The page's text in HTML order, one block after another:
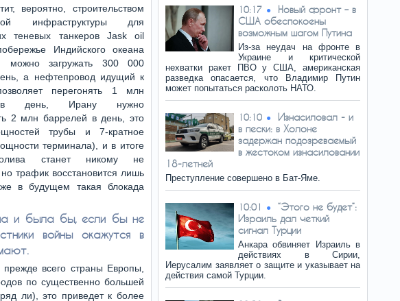
вероятно, строительством
инфраструктуры для
теневых танкеров Jask oil
Индийского океана
можно загружать 300 000
а нефтепровод идущий к
перегонять 1 млн
в день, Ирану нужно
2 млн баррелей в день, это
трубы и 7-кратное
терминала), и в итоге
станет никому не
трафик восстановится лишь
в будущем такая блокада
и была бы, если бы не
войны окажутся в
всего страны Европы,
по существенно большей
ли), это приведет к более
10:17
Новый фронт – в
США обеспокоены
возможным шагом Путина
Из-за неудач на фронте в
Украине и критической
нехватки ракет ПВО у США, американская
разведка опасается, что Владимир Путин
может попытаться расколоть НАТО.
10:10
Изнасиловал - и
в пески: в Холоне
задержан подозреваемый
в жестоком изнасиловании
18-летней
Преступление совершено в Бат-Яме.
10:01
“Этого не будет”:
Израиль дал четкий
сигнал Турции
Анкара обвиняет Израиль в
действиях в Сирии,
Иерусалим заявляет о защите и указывает на
действия самой Турции.